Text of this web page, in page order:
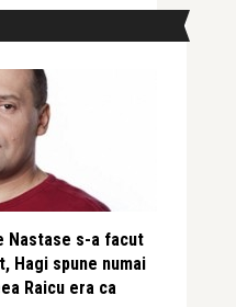
Nastase s-a facut
Hagi spune numai
Raicu era ca